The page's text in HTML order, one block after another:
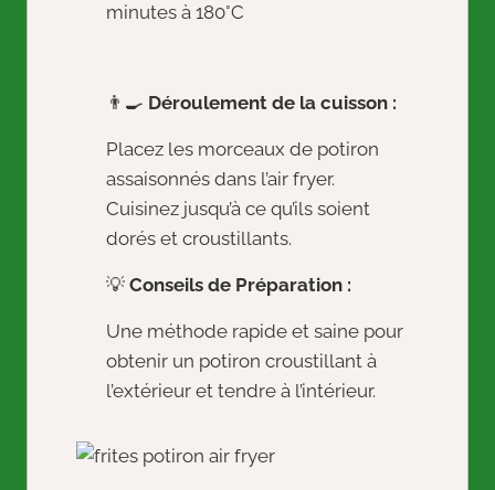
minutes à 180°C
👨‍🍳 Déroulement de la cuisson :
Placez les morceaux de potiron
assaisonnés dans l’air fryer.
Cuisinez jusqu’à ce qu’ils soient
dorés et croustillants.
💡 Conseils de Préparation :
Une méthode rapide et saine pour
obtenir un potiron croustillant à
l’extérieur et tendre à l’intérieur.